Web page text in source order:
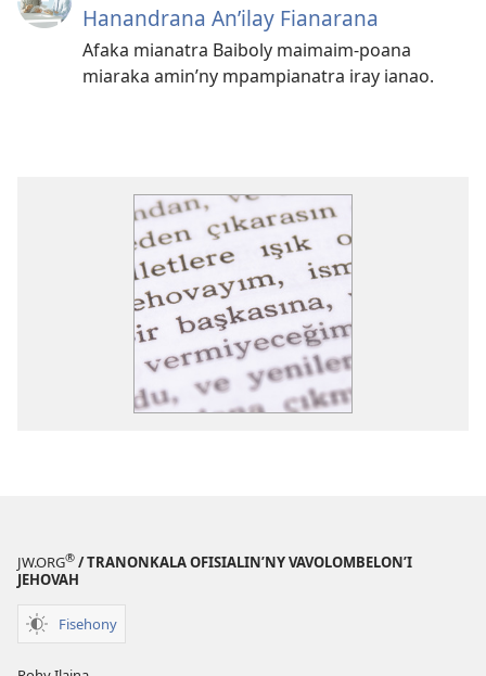
Hanandrana An’ilay Fianarana
Afaka mianatra Baiboly maimaim-poana
miaraka amin’ny mpampianatra iray ianao.
JW.ORG® / TRANONKALA OFISIALIN’NY VAVOLOMBELON’I
JEHOVAH
Fisehony